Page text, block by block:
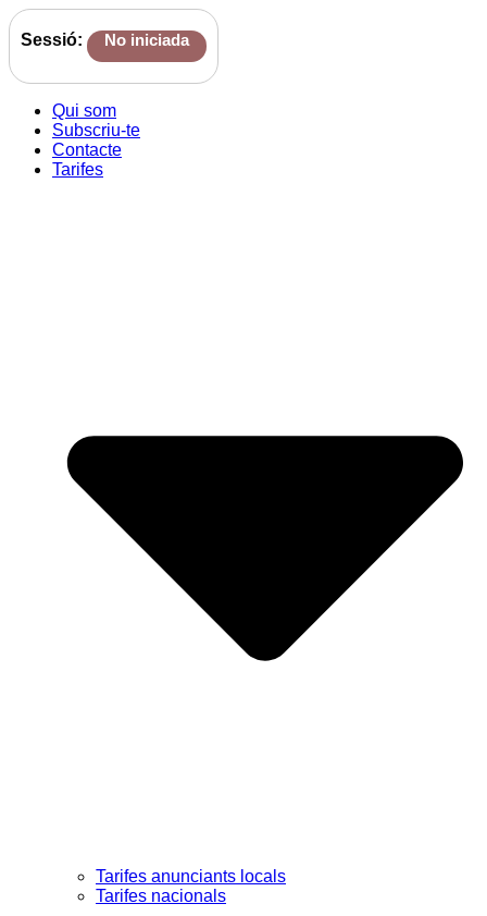
Sessió: No iniciada
Qui som
Subscriu-te
Contacte
Tarifes
Tarifes anunciants locals
Tarifes nacionals